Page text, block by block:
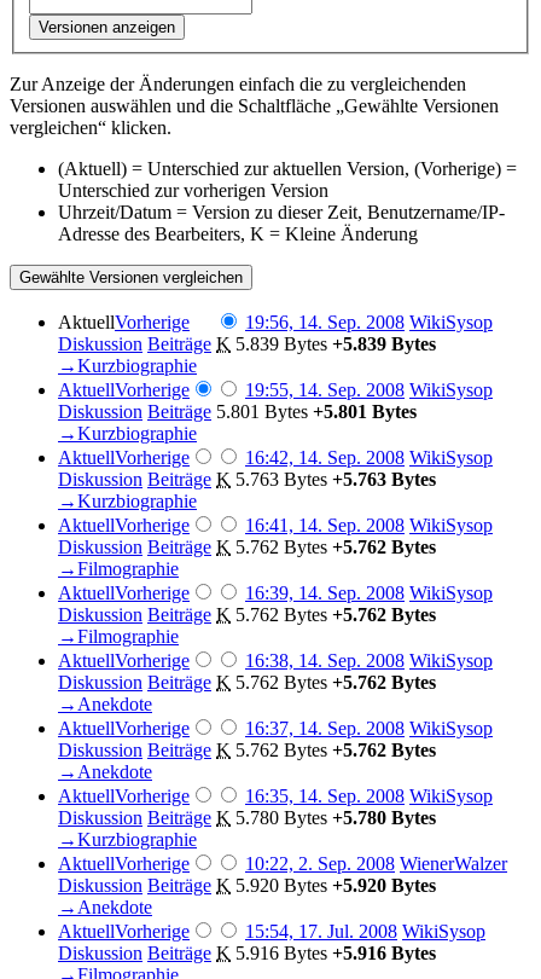
Versionen anzeigen
Zur Anzeige der Änderungen einfach die zu vergleichenden
Versionen auswählen und die Schaltfläche „Gewählte Versionen
vergleichen“ klicken.
(Aktuell) = Unterschied zur aktuellen Version, (Vorherige) =
Unterschied zur vorherigen Version
Uhrzeit/Datum = Version zu dieser Zeit, Benutzername/IP-
Adresse des Bearbeiters, K = Kleine Änderung
AktuellVorherige 19:56, 14. Sep. 2008 WikiSysop
Diskussion Beiträge K 5.839 Bytes +5.839 Bytes
→‎Kurzbiographie
AktuellVorherige 19:55, 14. Sep. 2008 WikiSysop
Diskussion Beiträge 5.801 Bytes +5.801 Bytes
→‎Kurzbiographie
AktuellVorherige 16:42, 14. Sep. 2008 WikiSysop
Diskussion Beiträge K 5.763 Bytes +5.763 Bytes
→‎Kurzbiographie
AktuellVorherige 16:41, 14. Sep. 2008 WikiSysop
Diskussion Beiträge K 5.762 Bytes +5.762 Bytes
→‎Filmographie
AktuellVorherige 16:39, 14. Sep. 2008 WikiSysop
Diskussion Beiträge K 5.762 Bytes +5.762 Bytes
→‎Filmographie
AktuellVorherige 16:38, 14. Sep. 2008 WikiSysop
Diskussion Beiträge K 5.762 Bytes +5.762 Bytes
→‎Anekdote
AktuellVorherige 16:37, 14. Sep. 2008 WikiSysop
Diskussion Beiträge K 5.762 Bytes +5.762 Bytes
→‎Anekdote
AktuellVorherige 16:35, 14. Sep. 2008 WikiSysop
Diskussion Beiträge K 5.780 Bytes +5.780 Bytes
→‎Kurzbiographie
AktuellVorherige 10:22, 2. Sep. 2008 WienerWalzer
Diskussion Beiträge K 5.920 Bytes +5.920 Bytes
→‎Anekdote
AktuellVorherige 15:54, 17. Jul. 2008 WikiSysop
Diskussion Beiträge K 5.916 Bytes +5.916 Bytes
→‎Filmographie